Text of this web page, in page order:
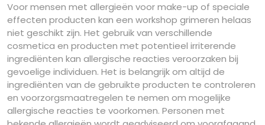
Voor mensen met allergieën voor make-up of speciale
effecten producten kan een workshop grimeren helaas
niet geschikt zijn. Het gebruik van verschillende
cosmetica en producten met potentieel irriterende
ingrediënten kan allergische reacties veroorzaken bij
gevoelige individuen. Het is belangrijk om altijd de
ingrediënten van de gebruikte producten te controleren
en voorzorgsmaatregelen te nemen om mogelijke
allergische reacties te voorkomen. Personen met